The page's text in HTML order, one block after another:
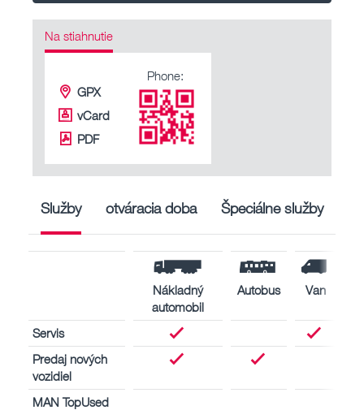
Na stiahnutie
GPX
vCard
PDF
Phone:
Služby otváracia doba Špeciálne služby
Nákladný
automobil
Autobus Van
Servis
Predaj nových
vozidiel
MAN TopUsed